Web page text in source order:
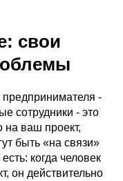
свои
-
сотрудники - это
на ваш проект,
быть «на связи»
когда человек
он действительно